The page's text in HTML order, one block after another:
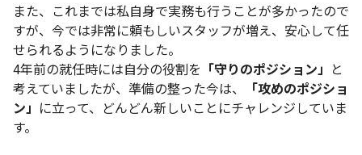
また、これまでは私自身で実務も行うことが多かったので
すが、今では非常に頼もしいスタッフが増え、安心して任
せられるようになりました。
4年前の就任時には自分の役割を 「守りのポジション」 と
考えていましたが、準備の整った今は、
「攻めのポジショ
ン」 に立って、どんどん新しいことにチャレンジしていま
す。